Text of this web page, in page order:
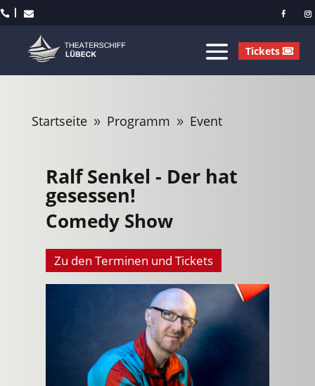
 
Tickets
Startseite 9 Programm 9 Event
Ralf Senkel - Der hat
gesessen!
Comedy Show
Zu den Terminen und Tickets